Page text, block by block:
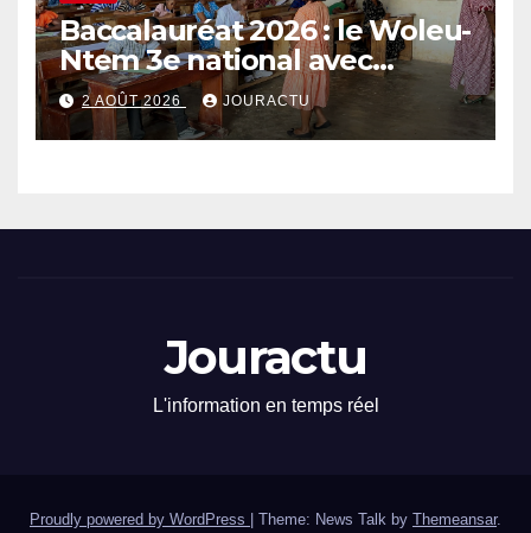
Baccalauréat 2026 : le Woleu-
Ntem 3e national avec
89,64% de taux de réussite
2 AOÛT 2026 JOURACTU
Jouractu
L'information en temps réel
Proudly powered by WordPress | Theme: News Talk by Themeansar.